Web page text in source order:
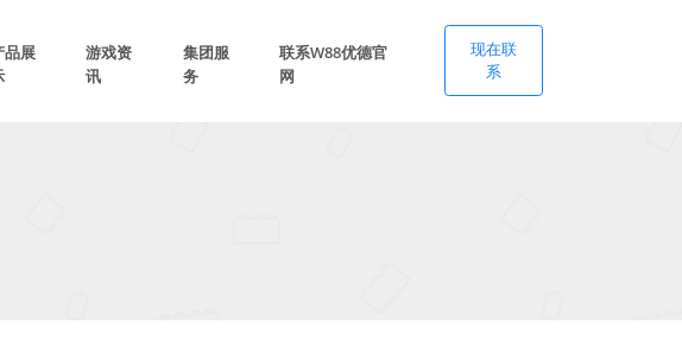
品展
游戏资
讯
集团服
务
联系W88优德官
网
现在联
系